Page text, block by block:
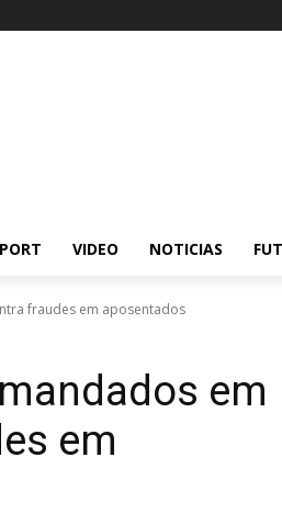
VIDEO NOTICIAS
fraudes em aposentados
em
em